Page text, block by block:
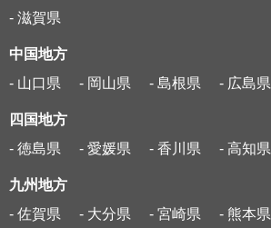
- 滋賀県
中国地方
- 山口県
- 岡山県 - 島根県 - 広島県
四国地方
- 徳島県
- 愛媛県 - 香川県 - 高知県
九州地方
- 佐賀県
- 大分県 - 宮崎県 - 熊本県